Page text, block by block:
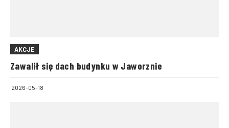
AKCJE
Zawalił się dach budynku w Jaworznie
2026-05-18